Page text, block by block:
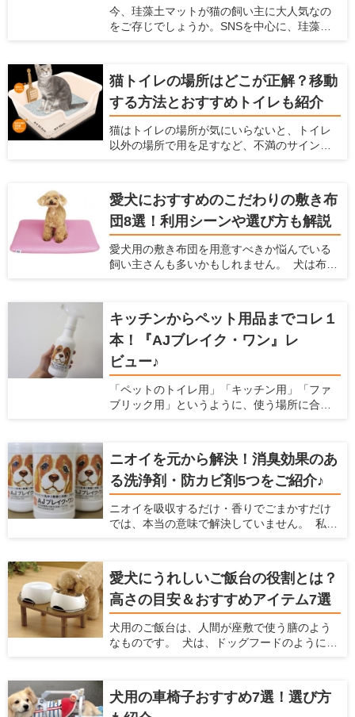
犬用の玩具にどんなものがあるか知りたい方
や、愛犬にどんな玩具を買ってあげるか迷っ
ている方は、ぜひ参考にしてください！
今、珪藻土マットが猫の飼い主に大人気なの
をご存じでしょうか。SNSを中心に、珪藻土
上がっています。 珪藻土マットは猫にとって
快適に過ごせる場所で、一日中珪藻土マット
の上で過ごす猫もいるようです。 珪藻土マッ
トとは、吸水性や速乾性に優れた人気アイテ
ム。脱衣所のマットを猫が占拠してしまうと
飼い主が使えないため、猫用にも珪藻土マッ
するとともに、舐めても大丈夫な理由とおす
すめアイテムを紹介します。
猫トイレの場所はどこが正解？移動
する方法とおすすめトイレも紹介
猫はトイレの場所が気にいらないと、トイレ
以外の場所で用を足すなど、不満のサインを
もなってしまいます。 愛猫にとって最適では
ない場所にトイレを設置しているなら、早め
に置き場所を見直した方が良いかもしれませ
ん。 この記事では、トイレに不満がある愛猫
のサインや、適切なトイレの場所、便利な猫
トイレアイテムを紹介します。
愛犬におすすめのこだわりの敷き布
団8選！利用シーンや選び方も解説
愛犬用の敷き布団を用意すべきか悩んでいる
飼い主さんも多いかもしれません。 犬は布団
緒に寝たがる子もいます。 この記事では、犬
が布団を好む理由を説明するとともに、おす
すめの敷布団8つとその選び方について解説し
ます。
キッチンからペット用品までコレ１
本！『AJブレイク・ワン』レ
ビュー♪
「ペットのトイレ用」「キッチン用」「ファ
ブリック用」というように、使う場所に合わ
でキッチンからペット用品まで幅広く使え
る」というオールマイティーな洗浄剤がある
んです♪しかも、洗浄だけでなく除菌消臭効果
もあって更に安全性が高いという優れもの！
今回は洗浄剤『AJブレイク・ワン』を、わた
くし勝部が実際に使ってのレポートと共にご
ニオイを元から解決！消臭効果のあ
る洗浄剤・防カビ剤5つをご紹介♪
ニオイを吸収するだけ・香りでごまかすだけ
では、本当の意味で解決していません。 私た
ね。 なにより、ニオイが発生しているという
ことはウイルスや雑菌が繁殖していて不衛生
になっている恐れがあるのです。 除菌効果や
菌の繁殖を抑制する効果がある洗浄剤で掃除
をすれば、原因からニオイを解消できます。
今回は、「ニオイを元から解決する」効果の
性やコストパフォーマンスに期待大です！
愛犬にうれしいご飯台の役割とは？
高さの目安＆おすすめアイテム7選
犬用のご飯台は、人間が座敷で使う膳のよう
なものです。 犬は、ドッグフードのように簡
のフードを吐き出したり、むせたりしてしま
います。 そのようなときは、犬にとって食べ
犬用の車椅子おすすめ7選！選び方